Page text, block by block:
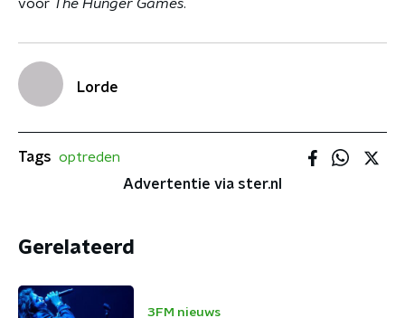
voor The Hunger Games.
Lorde
Tags optreden
Advertentie via ster.nl
Gerelateerd
3FM nieuws